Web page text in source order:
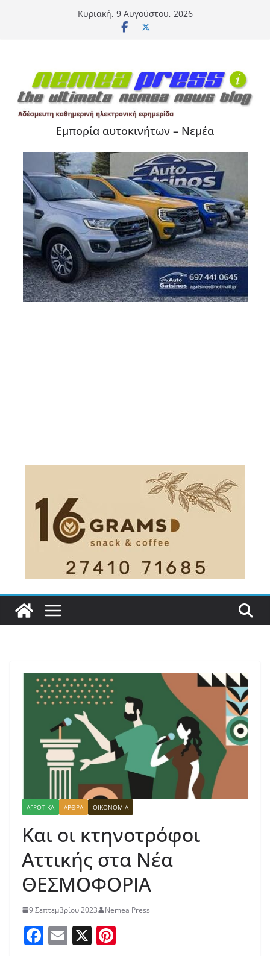
Κυριακή, 9 Αυγούστου, 2026
Εμπορία αυτοκινήτων – Νεμέα
ΑΓΡΟΤΙΚΑ ΑΡΘΡΑ ΟΙΚΟΝΟΜΙΑ
Και οι κτηνοτρόφοι
Αττικής στα Νέα
ΘΕΣΜΟΦΟΡΙΑ
9 Σεπτεμβρίου 2023 Nemea Press
F E X